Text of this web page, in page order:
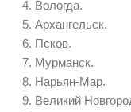
4. Вологда.
5. Архангельск.
6. Псков.
7. Мурманск.
8. Нарьян-Мар.
9. Великий